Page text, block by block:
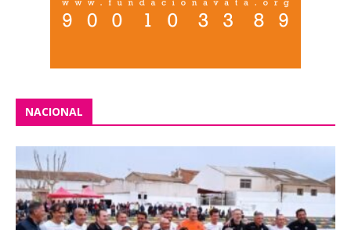
NACIONAL